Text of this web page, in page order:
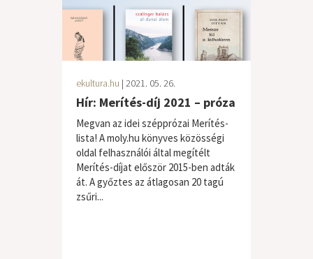
ekultura.hu | 2021. 05. 26.
Hír: Merítés-díj 2021 – próza
Megvan az idei szépprózai Merítés-
lista! A moly.hu könyves közösségi
oldal felhasználói által megítélt
Merítés-díjat először 2015-ben adták
át. A győztes az átlagosan 20 tagú
zsűri...